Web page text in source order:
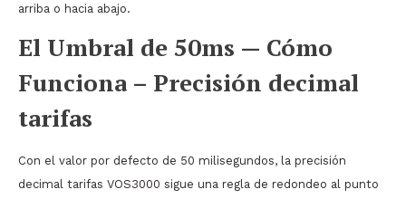
arriba o hacia abajo.
El Umbral de 50ms — Cómo
Funciona – Precisión decimal
tarifas
Con el valor por defecto de 50 milisegundos, la precisión
decimal tarifas VOS3000 sigue una regla de redondeo al punto